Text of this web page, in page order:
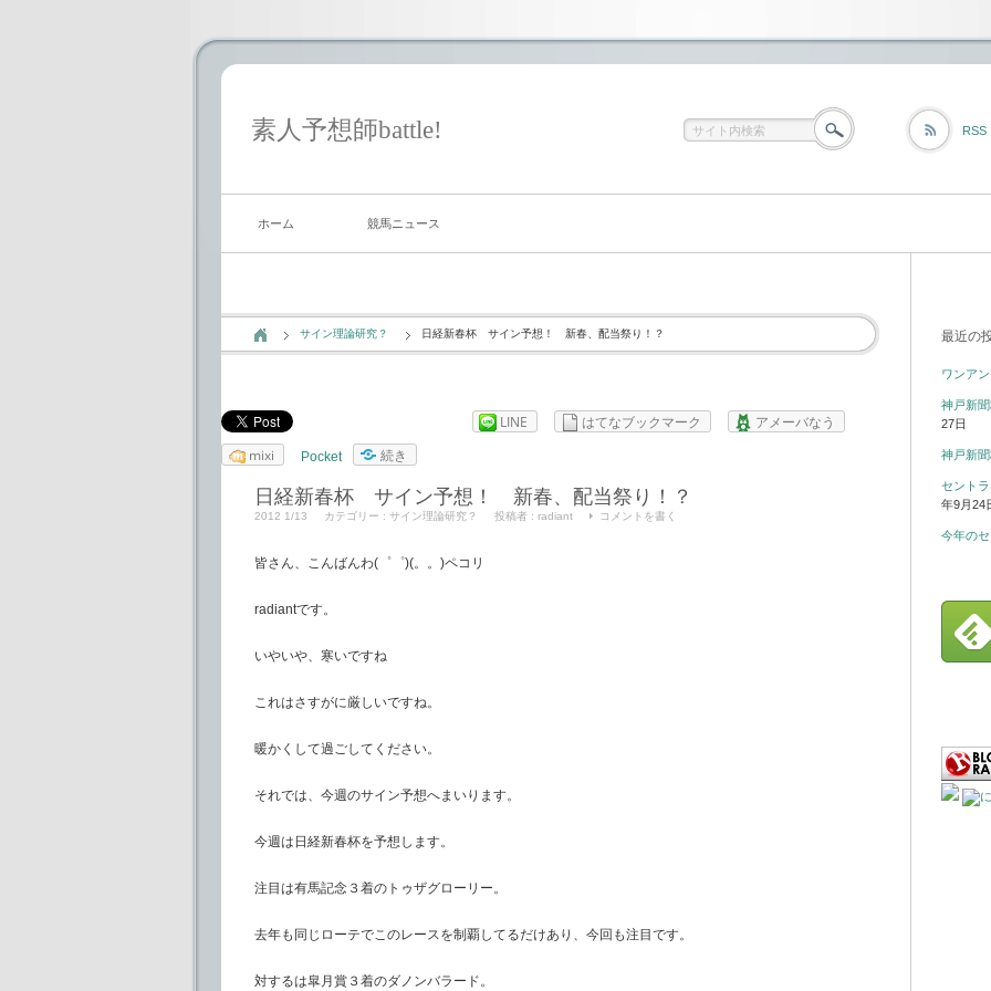
素人予想師battle! RSS
ホーム 競馬ニュース
サイン理論研究？ 日経新春杯 サイン予想！ 新春、配当祭り！？
LINE はてなブックマーク
アメーバなう
mixi
Pocket 続き
日経新春杯 サイン予想！ 新春、配当祭り！？
2012 1/13 カテゴリー : サイン理論研究？ 投稿者 : radiant コメントを書く
皆さん、こんばんわ(゜゜)(。。)ペコリ
radiantです。
いやいや、寒いですね
これはさすがに厳しいですね。
暖かくして過ごしてください。
それでは、今週のサイン予想へまいります。
今週は日経新春杯を予想します。
注目は有馬記念３着のトゥザグローリー。
去年も同じローテでこのレースを制覇してるだけあり、今回も注目です。
対するは皐月賞３着のダノンバラード。
最近の
ワンア
神戸新
27日
神戸新
セント
年9月24
今年の